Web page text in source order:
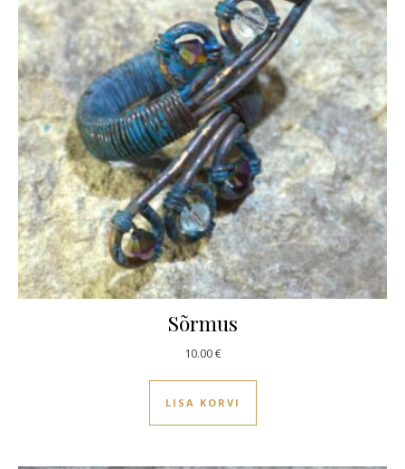
Sõrmus
10.00€
LISA KORVI